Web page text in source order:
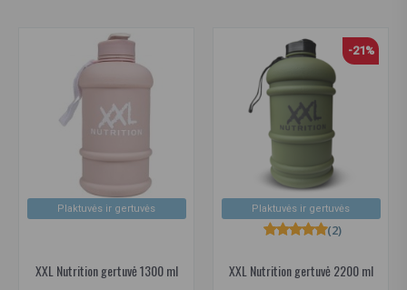
Plaktuvės ir gertuvės
XXL Nutrition gertuvė 1300 ml
Plaktuvės ir gertuvės
-21%
XXL Nutrition gertuvė 2200 ml
(2)